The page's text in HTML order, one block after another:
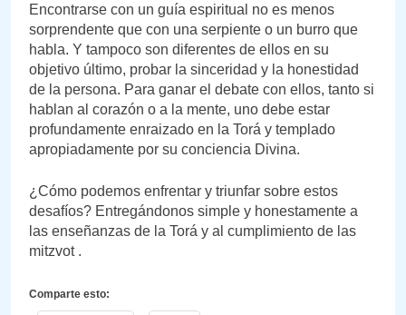
Encontrarse con un guía espiritual no es menos
sorprendente que con una serpiente o un burro que
habla. Y tampoco son diferentes de ellos en su
objetivo último, probar la sinceridad y la honestidad
de la persona. Para ganar el debate con ellos, tanto si
hablan al corazón o a la mente, uno debe estar
profundamente enraizado en la Torá y templado
apropiadamente por su conciencia Divina.
¿Cómo podemos enfrentar y triunfar sobre estos
desafíos? Entregándonos simple y honestamente a
las enseñanzas de la Torá y al cumplimiento de las
mitzvot .
Comparte esto: